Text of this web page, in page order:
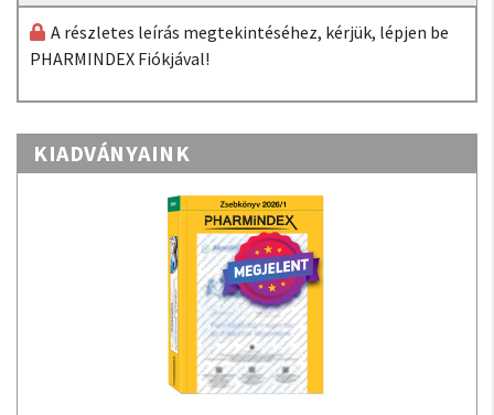
A részletes leírás megtekintéséhez, kérjük, lépjen be
PHARMINDEX Fiókjával!
KIADVÁNYAINK